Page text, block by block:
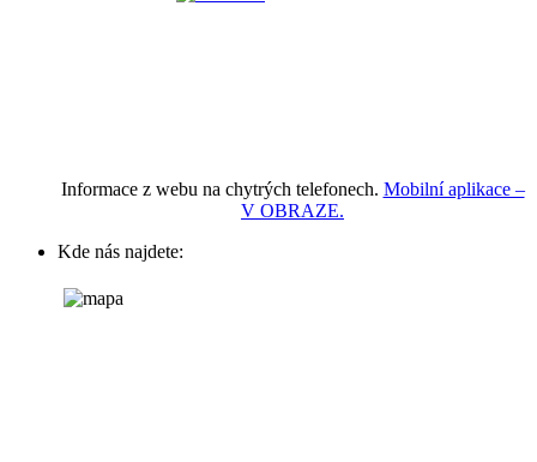
Informace z webu na chytrých telefonech. Mobilní aplikace –
V OBRAZE.
Kde nás najdete: